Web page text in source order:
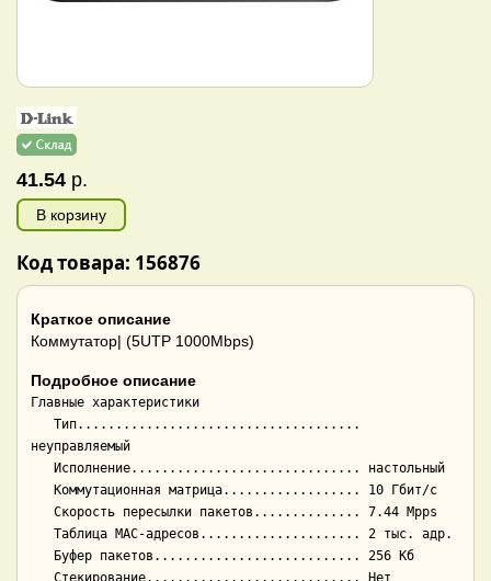
41.54 р.
В корзину
Код товара: 156876
Краткое описание
Коммутатор| (5UTP 1000Mbps)
Подробное описание
Главные характеристики
неуправляемый